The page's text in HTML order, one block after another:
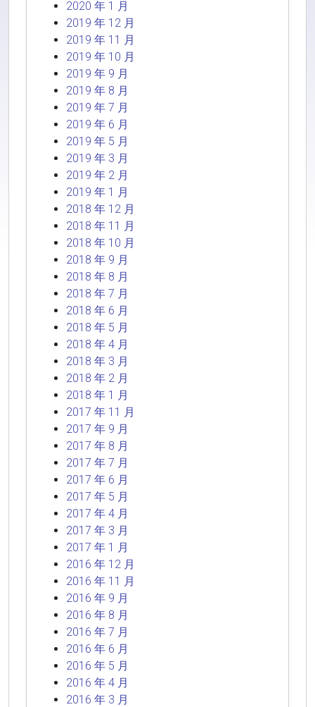
2020 年 1 月
2019 年 12 月
2019 年 11 月
2019 年 10 月
2019 年 9 月
2019 年 8 月
2019 年 7 月
2019 年 6 月
2019 年 5 月
2019 年 3 月
2019 年 2 月
2019 年 1 月
2018 年 12 月
2018 年 11 月
2018 年 10 月
2018 年 9 月
2018 年 8 月
2018 年 7 月
2018 年 6 月
2018 年 5 月
2018 年 4 月
2018 年 3 月
2018 年 2 月
2018 年 1 月
2017 年 11 月
2017 年 9 月
2017 年 8 月
2017 年 7 月
2017 年 6 月
2017 年 5 月
2017 年 4 月
2017 年 3 月
2017 年 1 月
2016 年 12 月
2016 年 11 月
2016 年 9 月
2016 年 8 月
2016 年 7 月
2016 年 6 月
2016 年 5 月
2016 年 4 月
2016 年 3 月